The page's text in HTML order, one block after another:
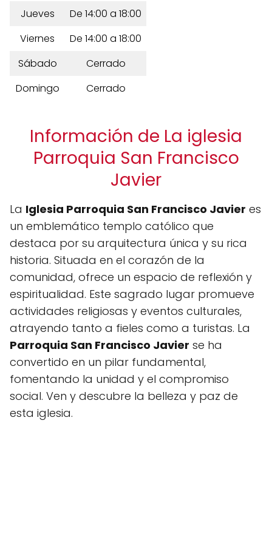
Jueves
De 14:00 a 18:00
Viernes
De 14:00 a 18:00
Sábado
Cerrado
Domingo
Cerrado
Información de La iglesia
Parroquia San Francisco
Javier
La Iglesia Parroquia San Francisco Javier es
un emblemático templo católico que
destaca por su arquitectura única y su rica
historia. Situada en el corazón de la
comunidad, ofrece un espacio de reflexión y
espiritualidad. Este sagrado lugar promueve
actividades religiosas y eventos culturales,
atrayendo tanto a fieles como a turistas. La
Parroquia San Francisco Javier se ha
convertido en un pilar fundamental,
fomentando la unidad y el compromiso
social. Ven y descubre la belleza y paz de
esta iglesia.